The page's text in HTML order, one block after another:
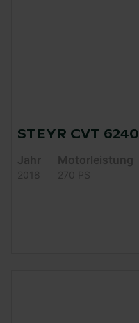
STEYR CVT 6240
Jahr
2018
Motorleistung
270 PS